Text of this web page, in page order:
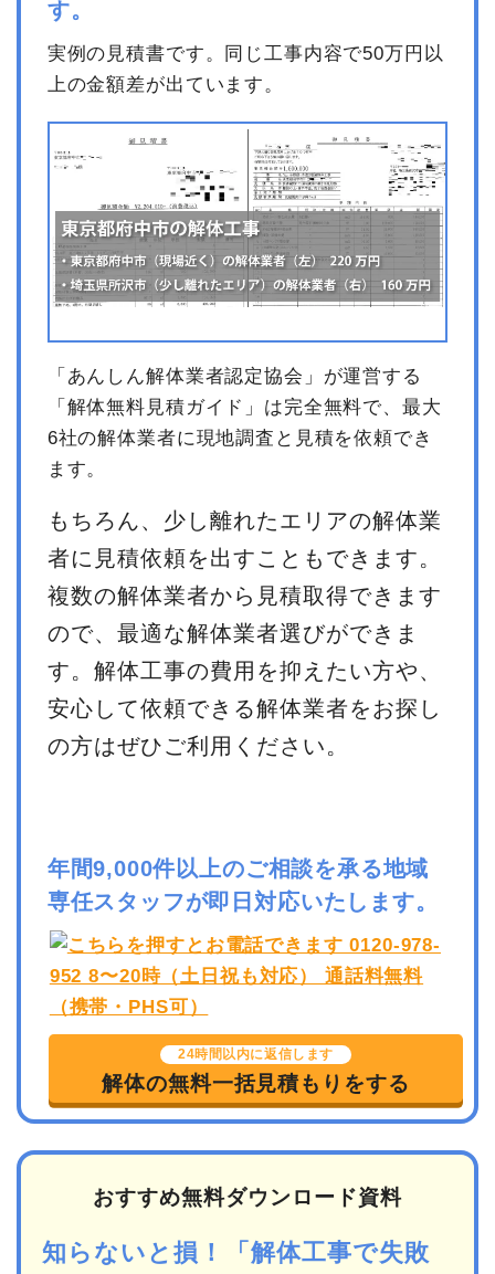
内装解体旅館・ホテル38坪4
養生費
家具・家電処分
1式
33,000円
1式
15,000円
看板撤去
1式
85,000円
露天風呂撤去
1式
728,000円
諸経費
505,000円
円
消費税
363,636円
合計金額
4,000,000
す。
実例の見積書です。同じ工事内容で50万円以
上の金額差が出ています。
「あんしん解体業者認定協会」が運営する
「解体無料見積ガイド」は完全無料で、最大
6社の解体業者に現地調査と見積を依頼でき
ます。
もちろん、少し離れたエリアの解体業
者に見積依頼を出すこともできます。
複数の解体業者から見積取得できます
ので、最適な解体業者選びができま
す。解体工事の費用を抑えたい方や、
安心して依頼できる解体業者をお探し
の方はぜひご利用ください。
年間9,000件以上のご相談を承る地域
専任スタッフが即日対応いたします。
24時間以内に返信します
解体の無料一括見積もりをする
おすすめ無料ダウンロード資料
知らないと損！「解体工事で失敗